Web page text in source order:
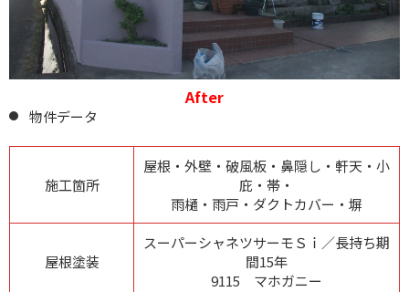
After
物件データ
施工箇所
屋根・外壁・破風板・鼻隠し・軒天・小
庇・帯・
雨樋・雨戸・ダクトカバー・塀
屋根塗装
スーパーシャネツサーモＳｉ／長持ち期
間15年
9115 マホガニー